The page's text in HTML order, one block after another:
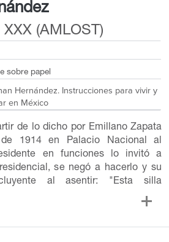
(AMLOST)
sobre papel
Hernández. Instrucciones para vivir y
en México
de lo dicho por Emillano Zapata
1914 en Palacio Nacional al
en funciones lo invitó a
se negó a hacerlo y su
al asentir: "Esta silla